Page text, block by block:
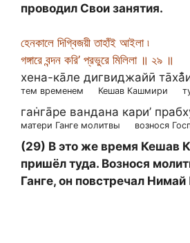
проводил Свои занятия.
হেনকালে দিগ্বিজয়ী তাহাঁই আইলা ৷
গঙ্গারে বন্দন করি’ প্রভুরে মিলিলা ॥ ২৯ ॥
хена-ка̄ле дигвиджайӣ
тем временем Кешав Кашмири
ган̇га̄ре вандана кари’
матери Ганге молитвы вознося
(29) В это же время Кешав
пришёл туда. Вознося
Ганге, он повстречал